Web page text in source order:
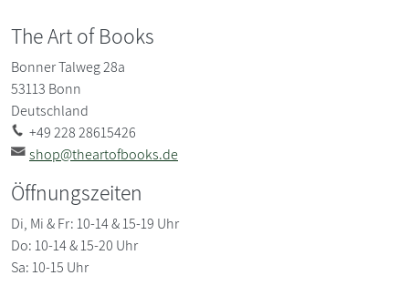
The Art of Books
Bonner Talweg 28a
53113 Bonn
Deutschland
+49 228 28615426
shop@theartofbooks.de
Öffnungszeiten
Di, Mi & Fr: 10-14 & 15-19 Uhr
Do: 10-14 & 15-20 Uhr
Sa: 10-15 Uhr